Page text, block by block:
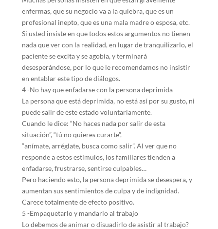
enfermas, que su negocio va a la quiebra, que es un
profesional inepto, que es una mala madre o esposa, etc.
Si usted insiste en que todos estos argumentos no tienen
nada que ver con la realidad, en lugar de tranquilizarlo, el
paciente se excita y se agobia, y terminará
desesperándose, por lo que le recomendamos no insistir
en entablar este tipo de diálogos.
4 -No hay que enfadarse con la persona deprimida
La persona que está deprimida, no está así por su gusto, ni
puede salir de este estado voluntariamente.
Cuando le dice: “No haces nada por salir de esta
situación”, “tú no quieres curarte”,
“anímate, arréglate, busca como salir”. Al ver que no
responde a estos estímulos, los familiares tienden a
enfadarse, frustrarse, sentirse culpables…
Pero haciendo esto, la persona deprimida se desespera, y
aumentan sus sentimientos de culpa y de indignidad.
Carece totalmente de efecto positivo.
5 -Empaquetarlo y mandarlo al trabajo
Lo debemos de animar o disuadirlo de asistir al trabajo?